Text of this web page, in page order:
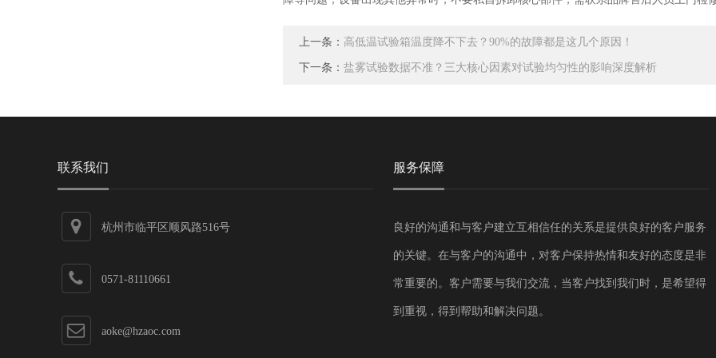
上一条： 高低温试验箱温度降不下去？90%的故障都是这几个原因！
下一条： 盐雾试验数据不准？三大核心因素对试验均匀性的影响深度解析
联系我们
杭州市临平区顺风路516号
0571-81110661
aoke@hzaoc.com
服务保障
良好的沟通和与客户建立互相信任的关系是提供良好的客户服务
的关键。在与客户的沟通中，对客户保持热情和友好的态度是非
常重要的。客户需要与我们交流，当客户找到我们时，是希望得
到重视，得到帮助和解决问题。